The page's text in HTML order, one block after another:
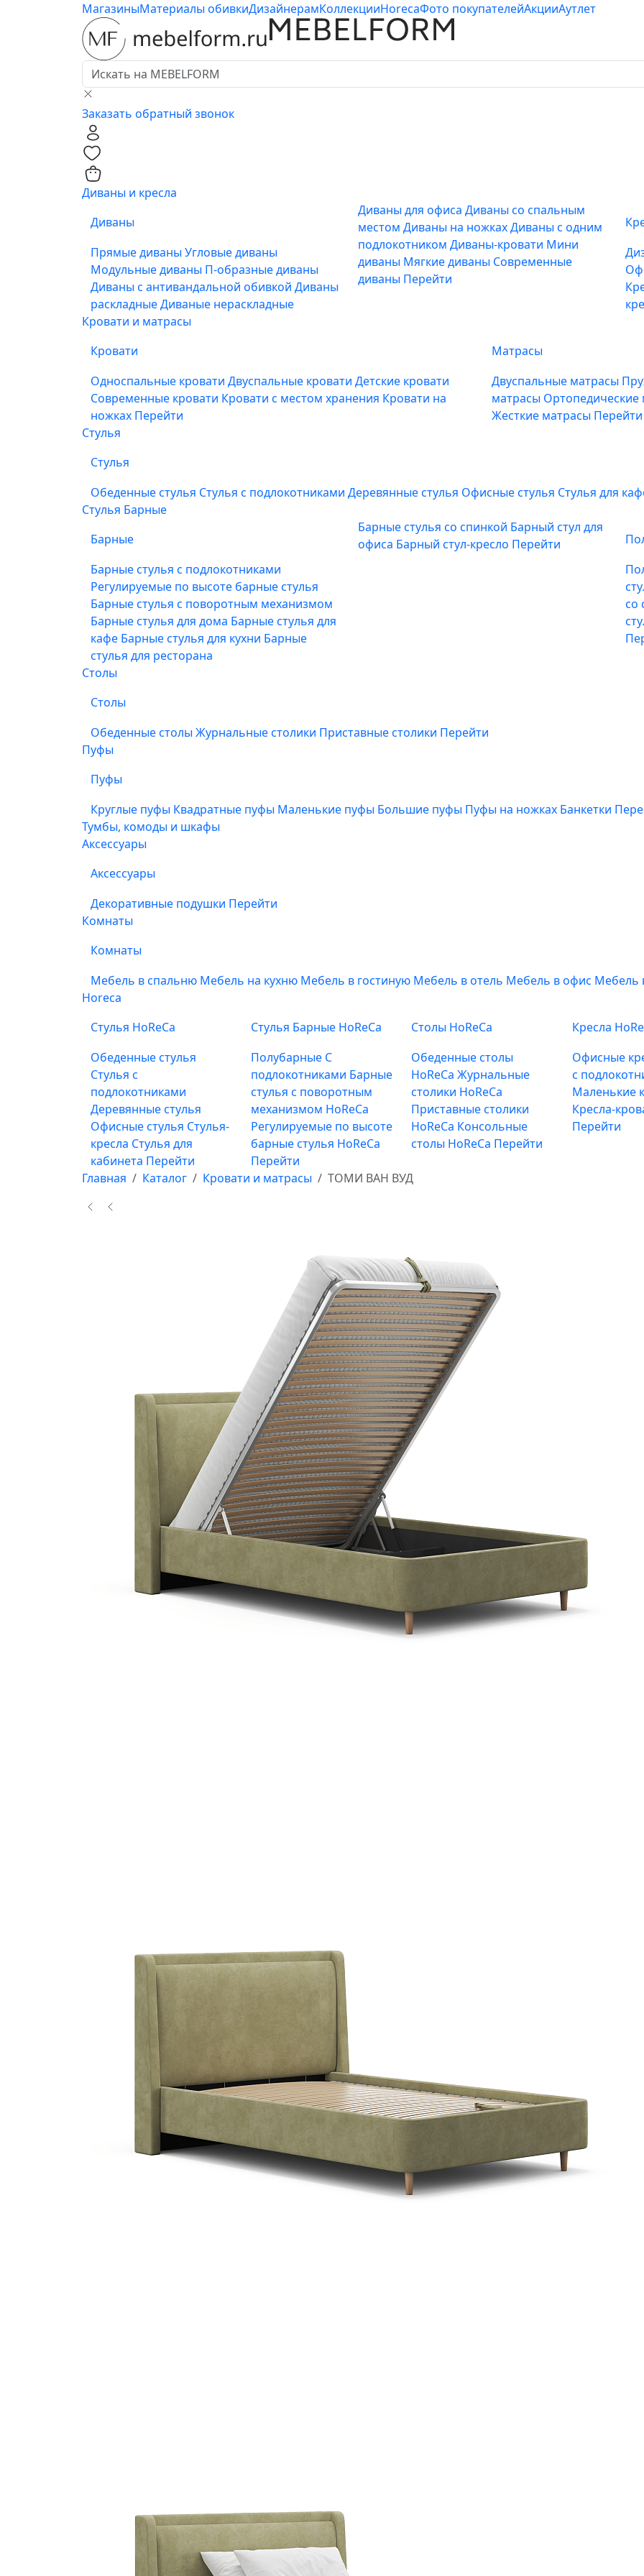
МагазиныМатериалы обивкиДизайнерамКоллекцииHorecaФото покупателейАкцииАутлет
Заказать обратный звонок
Диваны и кресла
Диваны
Прямые диваны Угловые диваны
Модульные диваны П-образные диваны
Диваны с антивандальной обивкой Диваны
раскладныеДиваные нераскладные
Диваны для офиса Диваны со спальным
местом Диваны на ножкахДиваны с одним
подлокотником Диваны-кровати Мини
диваны Мягкие диваны Современные
диваны Перейти
Кровати и матрасы
Кровати
Односпальные кровати Двуспальные кровати Детские кровати
Современные кровати Кровати с местом хранения Кровати на
ножках Перейти
Матрасы
Двуспальные матрасы
матрасы
Жесткие матрасы Перейти
Стулья
Стулья
Обеденные стулья Стулья с подлокотниками Деревянные стулья Офисные стулья Стулья для
Стулья Барные
Барные
Барные стулья с подлокотниками
Регулируемые по высоте барные стулья
Барные стулья с поворотным механизмом
Барные стулья для дома Барные стулья для
кафе Барные стулья для кухни Барные
стулья для ресторана
Барные стулья со спинкой Барный стул для
офиса Барный стул-кресло Перейти
со
Столы
Столы
Обеденные столы Журнальные столики Приставные столики Перейти
Пуфы
Пуфы
Круглые пуфы Квадратные пуфы Маленькие пуфы Большие пуфы Пуфы на ножках Банкетки
Тумбы, комоды и шкафы
Аксессуары
Аксессуары
Декоративные подушки Перейти
Комнаты
Комнаты
Мебель в спальню Мебель на кухню Мебель в гостиную Мебель в отель Мебель в офис Мебель
Horeca
Стулья HoReCa
Обеденные стулья
Стулья с
подлокотниками
Деревянные стулья
Офисные стулья Стулья-
кресла Стулья для
кабинета Перейти
Стулья Барные HoReCa
Полубарные С
подлокотниками Барные
стулья с поворотным
механизмом HoReCa
Регулируемые по высоте
барные стулья HoReCa
Перейти
Столы HoReCa
Обеденные столы
HoReCaЖурнальные
столики HoReCa
Приставные столики
HoReCa Консольные
столы HoReCa Перейти
Кресла
Офисные
с
Маленькие
Кресла-
Перейти
Главная Каталог Кровати и матрасы ТОМИ ВАН ВУД